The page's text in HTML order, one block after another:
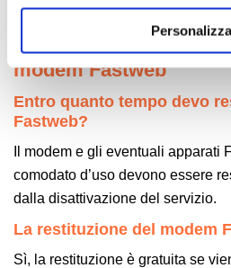
Personalizza
Fastweb portandolo nel punto
Domande frequenti
modem Fastweb
Entro quanto tempo devo
Fastweb?
Il modem e gli eventuali apparati
comodato d’uso devono essere
dalla disattivazione del servizio.
La restituzione del modem
Sì, la restituzione è gratuita se